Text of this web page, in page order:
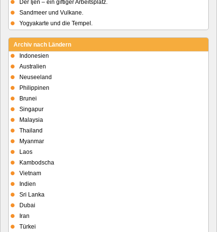
Der Ijen – ein giftiger Arbeitsplatz.
Sandmeer und Vulkane.
Yogyakarte und die Tempel.
Archiv nach Ländern
Indonesien
Australien
Neuseeland
Philippinen
Brunei
Singapur
Malaysia
Thailand
Myanmar
Laos
Kambodscha
Vietnam
Indien
Sri Lanka
Dubai
Iran
Türkei